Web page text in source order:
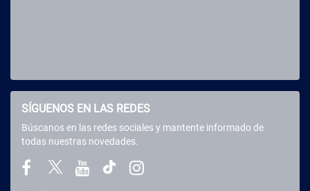
SÍGUENOS EN LAS REDES
Búscanos en las redes sociales y mantente informado de
todas nuestras novedades.